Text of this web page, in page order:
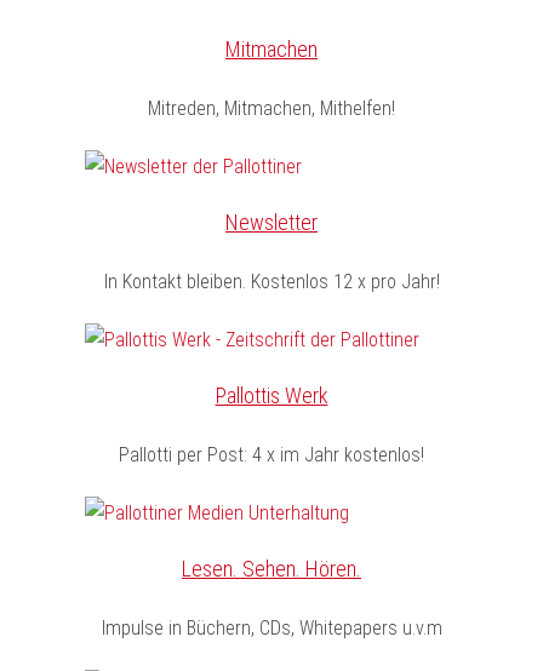
Mitmachen
Mitreden, Mitmachen, Mithelfen!
Newsletter
In Kontakt bleiben. Kostenlos 12 x pro Jahr!
Pallottis Werk
Pallotti per Post: 4 x im Jahr kostenlos!
Lesen. Sehen. Hören.
Impulse in Büchern, CDs, Whitepapers u.v.m